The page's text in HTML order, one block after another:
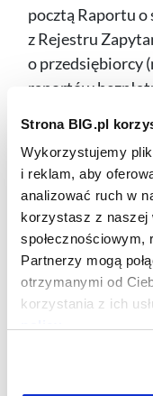
Strona BIG.pl
Wykorzystujemy
i reklam, aby
analizować ruch w
korzystasz z naszej
Partnerzy mogą
otrzymanymi od
korzystania z ich
pocztą Raportu o
z Rejestru
o przedsiębiorcy
raportów
Opłata za
wysyłkę raportu
przez pocztę, z
po stronie
Opłata za
wysyłkę raportu
przez pocztę, z
po stronie